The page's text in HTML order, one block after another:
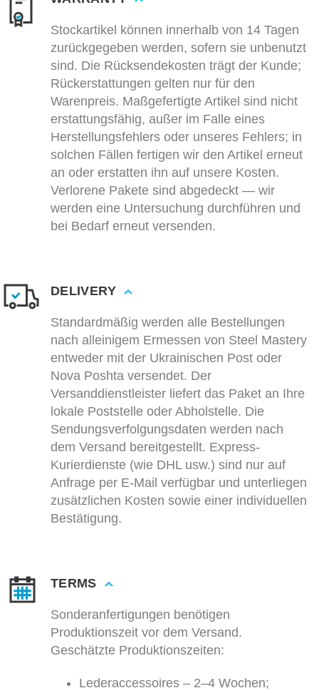
Stockartikel können innerhalb von 14 Tagen
zurückgegeben werden, sofern sie unbenutzt
sind. Die Rücksendekosten trägt der Kunde;
Rückerstattungen gelten nur für den
Warenpreis. Maßgefertigte Artikel sind nicht
erstattungsfähig, außer im Falle eines
Herstellungsfehlers oder unseres Fehlers; in
solchen Fällen fertigen wir den Artikel erneut
an oder erstatten ihn auf unsere Kosten.
Verlorene Pakete sind abgedeckt — wir
werden eine Untersuchung durchführen und
bei Bedarf erneut versenden.
DELIVERY
Standardmäßig werden alle Bestellungen
nach alleinigem Ermessen von Steel Mastery
entweder mit der Ukrainischen Post oder
Nova Poshta versendet. Der
Versanddienstleister liefert das Paket an Ihre
lokale Poststelle oder Abholstelle. Die
Sendungsverfolgungsdaten werden nach
dem Versand bereitgestellt. Express-
Kurierdienste (wie DHL usw.) sind nur auf
Anfrage per E-Mail verfügbar und unterliegen
zusätzlichen Kosten sowie einer individuellen
Bestätigung.
TERMS
Sonderanfertigungen benötigen
Produktionszeit vor dem Versand.
Geschätzte Produktionszeiten:
Lederaccessoires – 2–4 Wochen;